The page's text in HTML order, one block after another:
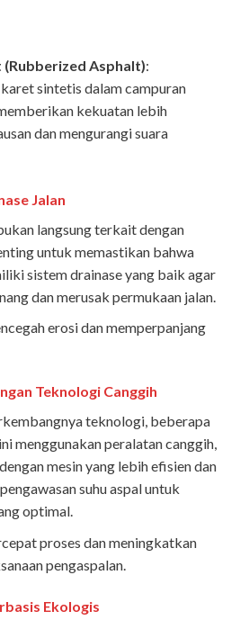
(Rubberized Asphalt):
sintetis dalam campuran
kekuatan lebih
dan mengurangi suara
Jalan
langsung terkait dengan
untuk memastikan bahwa
sistem drainase yang baik agar
dan merusak permukaan jalan.
erosi dan memperpanjang
Teknologi Canggih
teknologi, beberapa
menggunakan peralatan canggih,
mesin yang lebih efisien dan
suhu aspal untuk
optimal.
proses dan meningkatkan
pengaspalan.
Ekologis